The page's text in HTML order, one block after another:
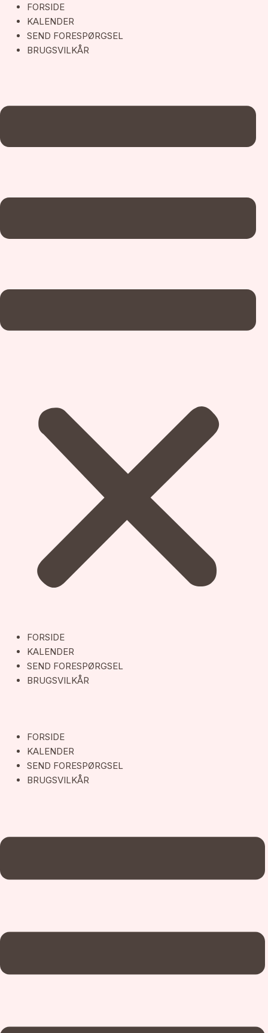
indholdet
FORSIDE
KALENDER
SEND FORESPØRGSEL
BRUGSVILKÅR
FORSIDE
KALENDER
SEND FORESPØRGSEL
BRUGSVILKÅR
FORSIDE
KALENDER
SEND FORESPØRGSEL
BRUGSVILKÅR